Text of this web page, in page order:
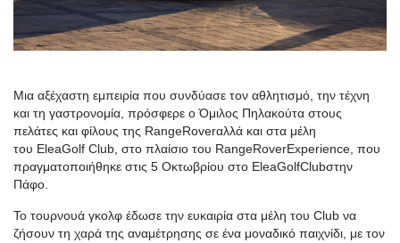
Μια αξέχαστη εμπειρία που συνδύασε τον αθλητισμό, την τέχνη
και τη γαστρονομία, πρόσφερε ο Όμιλος Πηλακούτα στους
πελάτες και φίλους της RangeRoverαλλά και στα μέλη
του EleaGolf Club, στο πλαίσιο του RangeRoverExperience, που
πραγματοποιήθηκε στις 5 Οκτωβρίου στο EleaGolfClubστην
Πάφο.
Το τουρνουά γκολφ έδωσε την ευκαιρία στα μέλη του Club να
ζήσουν τη χαρά της αναμέτρησης σε ένα μοναδικό παιχνίδι, με τον